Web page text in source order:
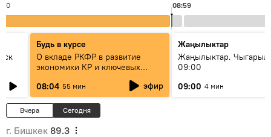
08:59
Будь в курсе
О вкладе РКФР в развитие
экономики КР и ключевых
08:04 55 мин эфир
Жаңылыктар
Жаңылыктар.
09:00
09:00 4 мин
Вчера Сегодня
г. Бишкек 89.3